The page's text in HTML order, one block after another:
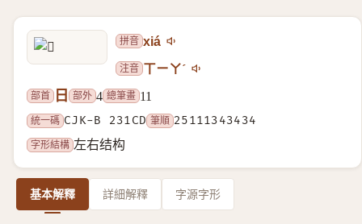
拼音 xiá
注音 ㄒㄧㄚˊ
部首 日 部外 4 總筆畫 11
統一碼 CJK-B 231CD 筆順 25111343434
字形結構 左右结构
基本解釋 詳細解釋 字源字形